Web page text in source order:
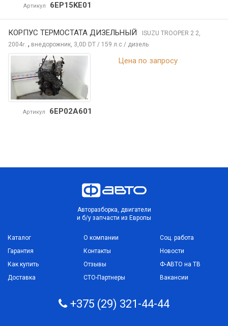
Артикул 6EP15KE01
КОРПУС ТЕРМОСТАТА ДИЗЕЛЬНЫЙ ISUZU TROOPER 2 2,
2004г. , внедорожник, 3,0D DT / 159 л.с / дизель
Артикул 6EP02A601
Цена по запросу
Авторазборка, двигатели
и б/у запчасти из Европы
Каталог
Гарантия
Как купить
Доставка
О компании
Контакты
Отзывы
СТО-Партнеры
Соц. работа
Новости
Ф-АВТО на ТВ
Вакансии
+375 (29) 321-44-44